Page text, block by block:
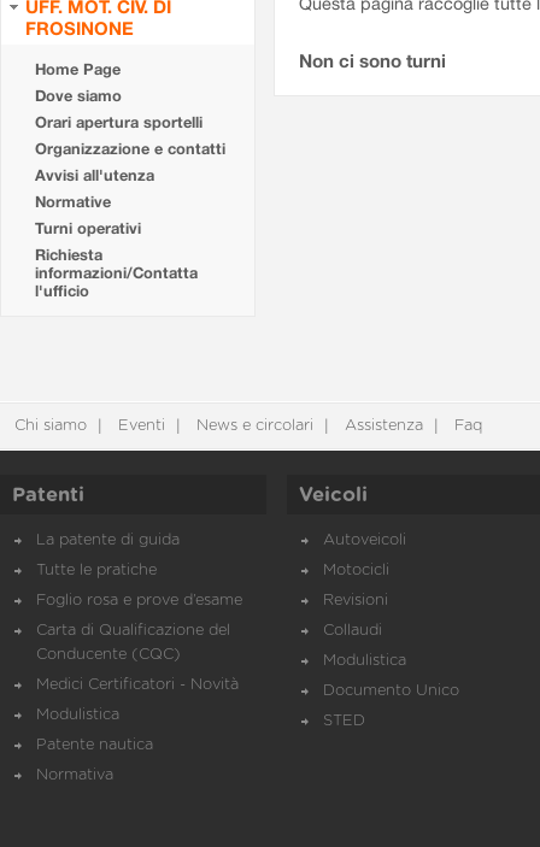
UFF. MOT. CIV. DI
FROSINONE
Home Page
Dove siamo
Orari apertura sportelli
Organizzazione e contatti
Avvisi all'utenza
Normative
Turni operativi
Richiesta
informazioni/Contatta
l'ufficio
Non ci sono turni
Chi siamo Eventi News e circolari Assistenza Faq
Patenti
La patente di guida
Tutte le pratiche
Foglio rosa e prove d’esame
Carta di Qualificazione del
Conducente (CQC)
Medici Certificatori - Novità
Modulistica
Patente nautica
Normativa
Veicoli
Autoveicoli
Motocicli
Revisioni
Collaudi
Modulistica
Documento Unico
STED